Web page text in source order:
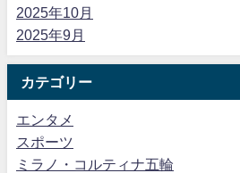
2025年10月
2025年9月
カテゴリー
エンタメ
スポーツ
ミラノ・コルティナ五輪